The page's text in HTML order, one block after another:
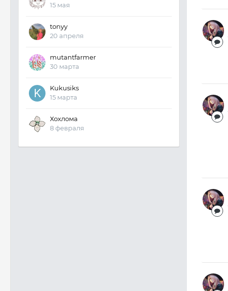
15 мая
tonyy
20 апреля
mutantfarmer
30 марта
Kukusiks
15 марта
Хохлома
8 февраля